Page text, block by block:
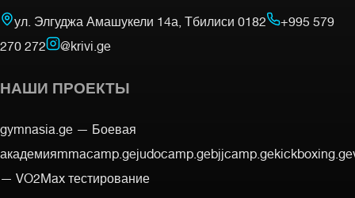
ул. Элгуджа Амашукели 14а, Тбилиси 0182
+995 579
270 272
@krivi.ge
НАШИ ПРОЕКТЫ
gymnasia.ge — Боевая
академияmmacamp.gejudocamp.gebjjcamp.gekickboxing.ge
—VO2Max тестирование